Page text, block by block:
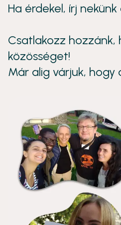
Ha érdekel, írj
Csatlakozz
közösséget!
Már alig várjuk, hogy